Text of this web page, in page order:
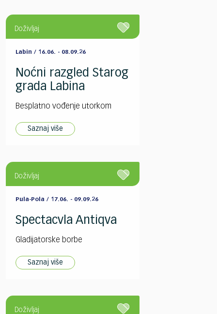
Doživljaj
Labin / 16.06. - 08.09.26
Noćni razgled Starog
grada Labina
Besplatno vođenje utorkom
Saznaj više
Doživljaj
Pula-Pola / 17.06. - 09.09.26
Spectacvla Antiqva
Gladijatorske borbe
Saznaj više
Doživljaj